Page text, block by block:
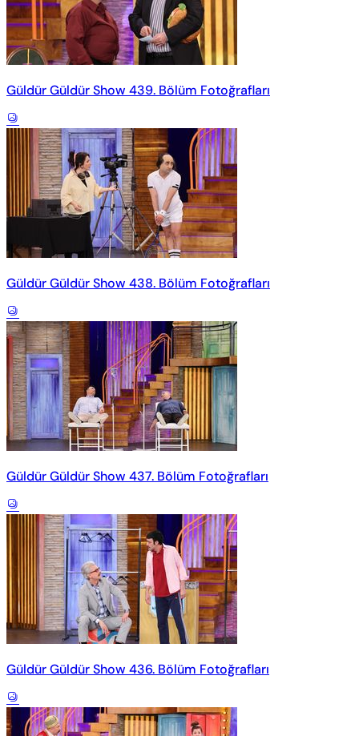
Güldür Güldür Show 439. Bölüm Fotoğrafları
Güldür Güldür Show 438. Bölüm Fotoğrafları
Güldür Güldür Show 437. Bölüm Fotoğrafları
Güldür Güldür Show 436. Bölüm Fotoğrafları